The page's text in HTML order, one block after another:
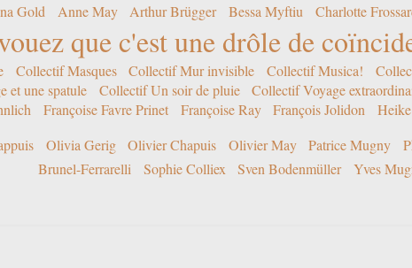
Gold Anne May Arthur Brügger Bessa Myftiu Charlotte
que c'est une drôle de
Collectif Masques Collectif Mur invisible Collectif Musica!
et une spatule Collectif Un soir de pluie Collectif Voyage
Françoise Favre Prinet Françoise Ray François Jolidon
Olivia Gerig Olivier Chapuis Olivier May Patrice Mugny
Brunel-Ferrarelli
Sophie Colliex Sven Bodenmüller Yves